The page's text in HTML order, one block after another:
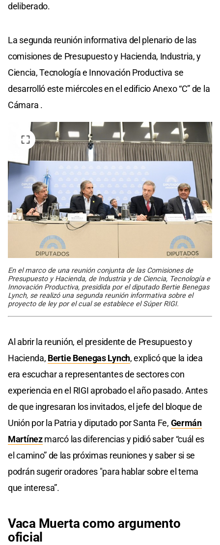
deliberado.
La segunda reunión informativa del plenario de las
comisiones de Presupuesto y Hacienda, Industria, y
Ciencia, Tecnología e Innovación Productiva se
desarrolló este miércoles en el edificio Anexo “C” de la
Cámara .
En el marco de una reunión conjunta de las Comisiones de
Presupuesto y Hacienda, de Industria y de Ciencia, Tecnología e
Innovación Productiva, presidida por el diputado Bertie Benegas
Lynch, se realizó una segunda reunión informativa sobre el
proyecto de ley por el cual se establece el Súper RIGI.
Al abrir la reunión, el presidente de Presupuesto y
Hacienda, Bertie Benegas Lynch, explicó que la idea
era escuchar a representantes de sectores con
experiencia en el RIGI aprobado el año pasado. Antes
de que ingresaran los invitados, el jefe del bloque de
Unión por la Patria y diputado por Santa Fe, Germán
Martínezmarcó las diferencias y pidió saber “cuál es
el camino” de las próximas reuniones y saber si se
podrán sugerir oradores "para hablar sobre el tema
que interesa”.
Vaca Muerta como argumento
oficial